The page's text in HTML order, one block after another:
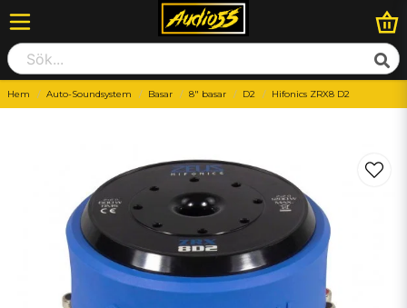
Hem Auto-Soundsystem Basar 8" basar D2 Hifonics ZRX8 D2